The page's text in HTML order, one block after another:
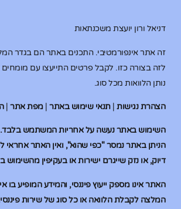
דניאל ורון יועצת משכנתאות
זה אתר אינפורמטיבי. התכנים באתר הם בגדר
לזה בצורה כזו. לקבל פרטים התייעצו עם
נותן הלוואות מכל סוג.
הצהרת נגישות|תנאי שימוש באתר|מפת אתר|
השימוש באתר נעשה על אחריות המשתמש בלבד.
הניתן באתר נמסר "כפי שהוא", ואין האתר אחראי
דיוק, או נזק שייגרם ישירות או בעקיפין מהשימוש
האתר אינו מספק ייעוץ פיננסי, והמידע המופיע בו
המלצה לקבלת הלוואה או כל סוג של שירות